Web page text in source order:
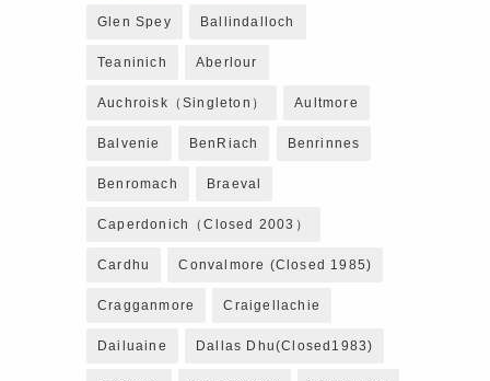
Glen Spey Ballindalloch
Teaninich Aberlour
Auchroisk（Singleton） Aultmore
Balvenie BenRiach Benrinnes
Benromach Braeval
Caperdonich（closed 2003）
Cardhu Convalmore (closed 1985)
Cragganmore Craigellachie
Dailuaine Dallas Dhu(closed1983)